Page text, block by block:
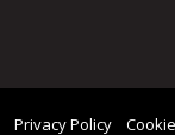
Privacy Policy